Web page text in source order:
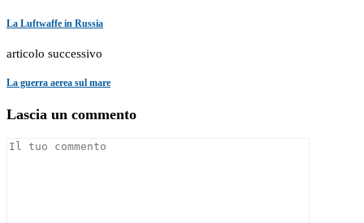
La Luftwaffe in Russia
articolo successivo
La guerra aerea sul mare
Lascia un commento